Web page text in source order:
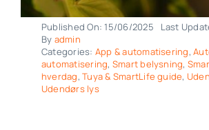
Published On: 15/06/2025
Last
By admin
Categories: App & automatisering,
automatisering, Smart belysning,
hverdag,Tuya & SmartLife guide,
Udendørs lys